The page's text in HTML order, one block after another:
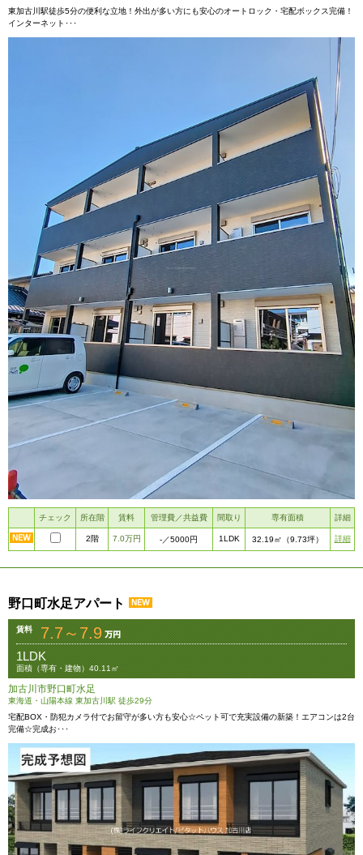
東加古川駅徒歩5分の便利な立地！外出が多い方にも安心のオートロック・宅配ボックス完備！
インターネット･･･
チェック 所在階 賃料 管理費／共益費 間取り 専有面積 詳細
2階 7.0万円 -／5000円 1LDK 32.19㎡ （9.73坪） 詳細
野口町水足アパート
賃料 7.7～7.9
1LDK
面積（専有・建物）40.11㎡
加古川市野口町水足
東海道・山陽本線 東加古川駅 徒歩29分
宅配BOX・防犯カメラ付でお留守が多い方も安心☆ペット可で充実設備の新築！エアコンは2台
完備☆完成お･･･